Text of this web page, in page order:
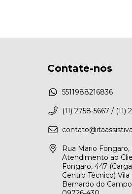
Contate-nos
5511988216836
(11) 2758-5667 / (11)
Rua Mario
Atendimento ao
Fongaro, 447
Centro Técnico)
Bernardo do